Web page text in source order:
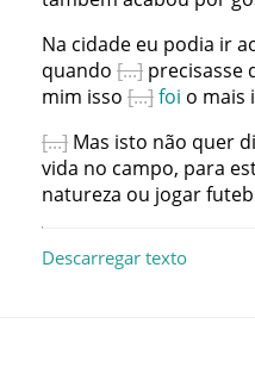
Na cidade eu podia ir
quando
precisasse
mim isso foi o mais
Mas isto não quer
vida no campo, para
natureza ou jogar
Descarregar texto